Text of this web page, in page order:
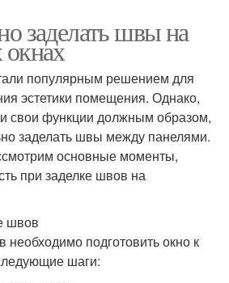
заделать швы на
популярным решением для
эстетики помещения. Однако,
свои функции должным образом,
заделать швы между панелями.
основные моменты,
при заделке швов на
швов
подготовить окно к
шаги: